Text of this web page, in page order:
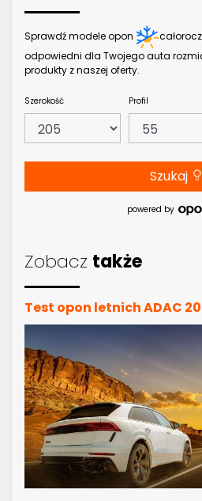
Sprawdź modele opon
odpowiedni dla Twojego auta
produkty z naszej oferty.
Szerokość Profil
Szukaj
powered by
Zobacz także
Test opon letnich ADAC